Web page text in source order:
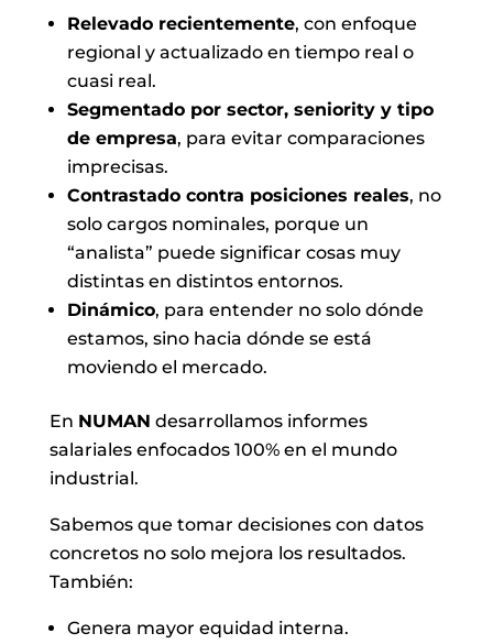
Relevado recientemente, con enfoque
regional y actualizado en tiempo real o
cuasi real.
Segmentado por sector, seniority y tipo
de empresa, para evitar comparaciones
imprecisas.
Contrastado contra posiciones reales, no
solo cargos nominales, porque un
“analista” puede significar cosas muy
distintas en distintos entornos.
Dinámico, para entender no solo dónde
estamos, sino hacia dónde se está
moviendo el mercado.
En NUMAN desarrollamos informes
salariales enfocados 100% en el mundo
industrial.
Sabemos que tomar decisiones con datos
concretos no solo mejora los resultados.
También:
Genera mayor equidad interna.